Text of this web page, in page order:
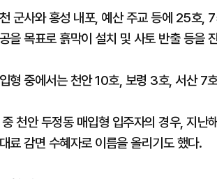
군사와 홍성 내포, 예산 주교 등에 25호
을 목표로 흙막이 설치 및 사토 반출 등을
형 중에서는 천안 10호, 보령 3호, 서산 7
천안 두정동 매입형 입주자의 경우, 지난
료 감면 수혜자로 이름을 올리기도 했다.